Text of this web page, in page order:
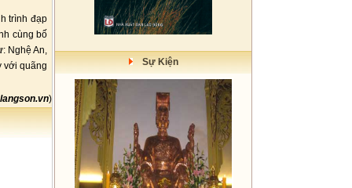
trình đạp
cùng bố
Nghệ An,
với quãng
)
Sự Kiện